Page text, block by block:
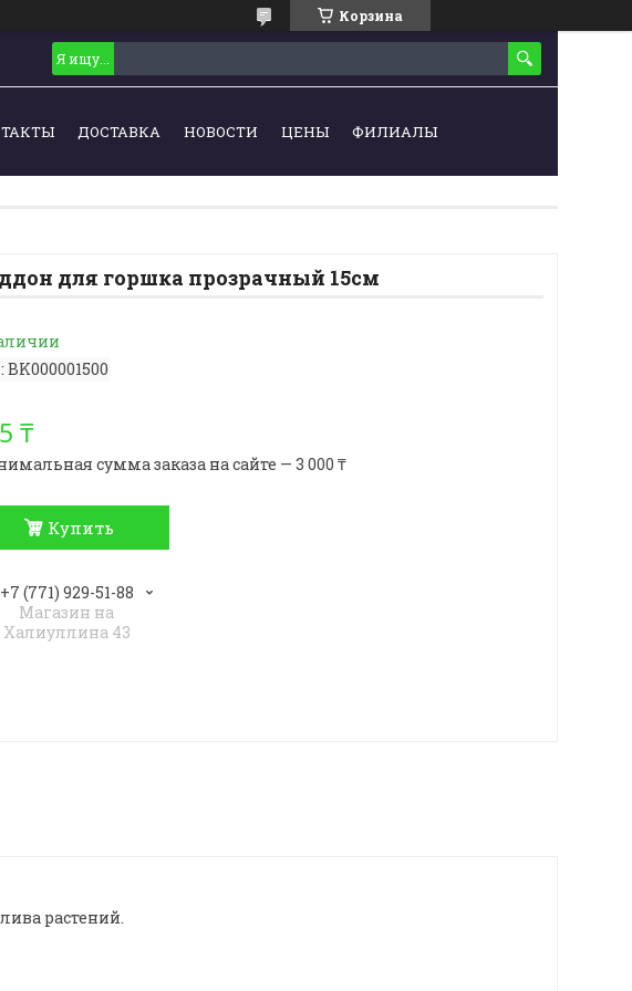
Корзина
ДОСТАВКА НОВОСТИ ЦЕНЫ ФИЛИАЛЫ
для горшка прозрачный 15см
BK000001500
₸
сумма заказа на сайте — 3 000 ₸
Купить
+7 (771) 929-51-88
Магазин на
Халиуллина 43
растений.